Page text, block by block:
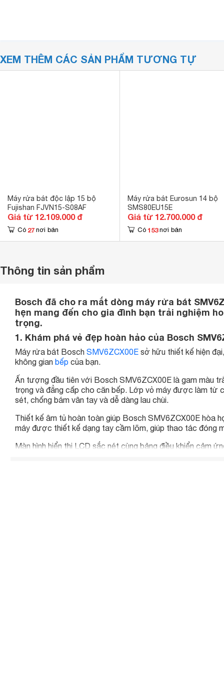
XEM THÊM CÁC SẢN PHẨM TƯƠNG TỰ
Máy rửa bát độc lập 15 bộ
Fujishan FJVN15-S08AF
Giá từ 12.109.000 đ
Có 27 nơi bán
Máy rửa bát Eurosun 14 bộ
SMS80EU15E
Giá từ 12.700.000 đ
Có 153 nơi bán
Thông tin sản phẩm
Bosch đã cho ra mắt dòng máy rửa bát
hẹn mang đến cho gia đình bạn trải nghiệm
trọng.
1. Khám phá vẻ đẹp hoàn hảo của Bosch
Máy rửa bát Bosch SMV6ZCX00E sở hữu thiết kế hiện
không gian bếp của bạn.
Ấn tượng đầu tiên với Bosch SMV6ZCX00E là gam màu
trọng và đẳng cấp cho căn bếp. Lớp vỏ máy được làm từ
sét, chống bám vân tay và dễ dàng lau chùi.
Thiết kế âm tủ hoàn toàn giúp Bosch SMV6ZCX00E hòa
máy được thiết kế dạng tay cầm lõm, giúp thao tác đóng
Màn hình hiển thị LCD sắc nét cùng bảng điều khiển cảm